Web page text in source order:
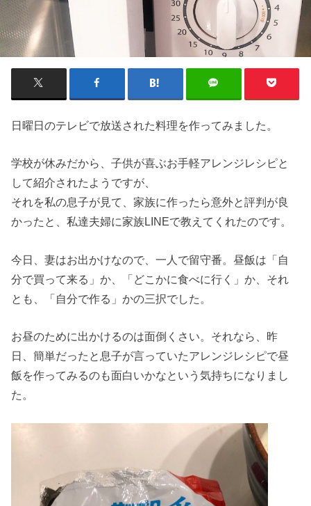
日曜日のテレビで放送された料理を作ってみました。
学校が休みだから、子供が喜ぶお手軽アレンジレシピと
して紹介されたようですが、
それを私の息子が見て、家族に作ったら意外と評判が良
かったと、私達夫婦に家族LINEで教えてくれたのです。
今日、妻はお出かけなので、一人で留守番。昼飯は「自
分で買って来る」か、「どこかに食べに行く」か、それ
とも、「自分で作る」かの三択でした。
お昼のために出かけるのは面倒くさい。それなら、昨
日、簡単だったと息子が言っていたアレンジレシピで昼
飯を作ってみるのも面白いかなという気持ちになりまし
た。